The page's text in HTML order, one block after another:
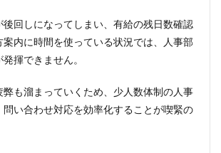
後回しになってしまい、有給の残日数確認
内に時間を使っている状況では、人事部
揮できません。
も溜まっていくため、少人数体制の人事
い合わせ対応を効率化することが喫緊の